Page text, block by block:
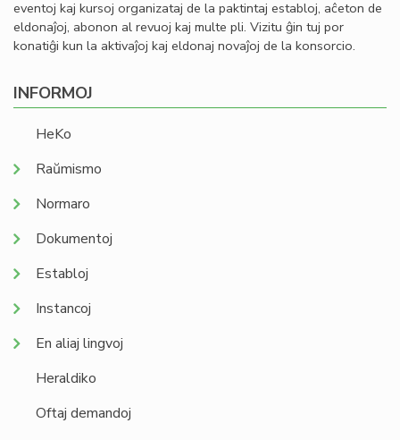
eventoj kaj kursoj organizataj de la paktintaj establoj, aĉeton de
eldonaĵoj, abonon al revuoj kaj multe pli. Vizitu ĝin tuj por
konatiĝi kun la aktivaĵoj kaj eldonaj novaĵoj de la konsorcio.
INFORMOJ
HeKo
Raŭmismo
Normaro
Dokumentoj
Establoj
Instancoj
En aliaj lingvoj
Heraldiko
Oftaj demandoj